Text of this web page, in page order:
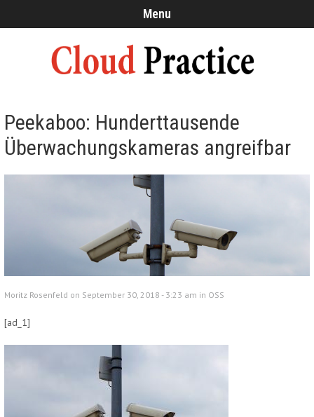
Menu
Peekaboo: Hunderttausende
Überwachungskameras angreifbar
Moritz Rosenfeld on September 30, 2018 - 3:23 am in OSS
[ad_1]